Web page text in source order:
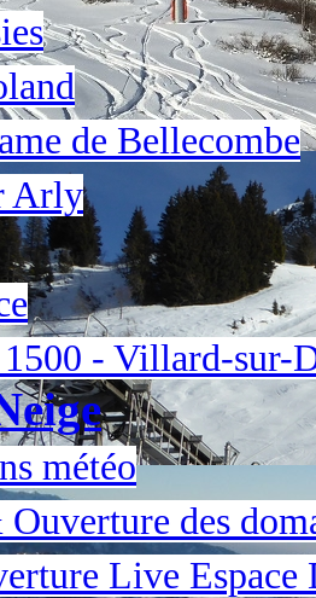
de Bellecombe
Arly
1500 - Villard-sur-
météo
des
Live Espace